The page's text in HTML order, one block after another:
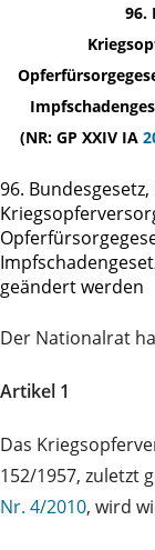
96.
(NR: GP XXIV IA
96.
geändert werden
Der Nationalrat
Artikel 1
Das
152/1957, zuletzt
Nr. 4/2010, wird